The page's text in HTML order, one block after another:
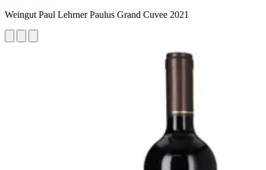
Weingut Paul Lehrner Paulus Grand Cuvee 2021